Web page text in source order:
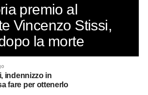
premio al
Vincenzo Stissi,
la morte
indennizzo in
fare per ottenerlo